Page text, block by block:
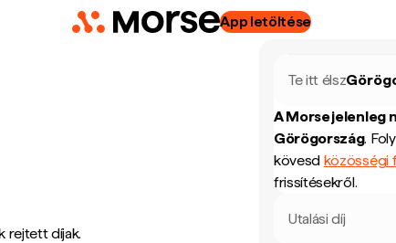
App letöltése
rejtett díjak.
Te itt élsz
A Morse jelenleg
Görögország.
kövesd közösségi
frissítésekről.
Utalási díj